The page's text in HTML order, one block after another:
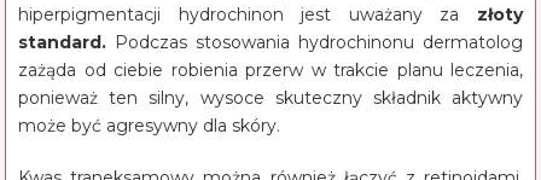
hiperpigmentacji hydrochinon jest uważany za złoty
standard. Podczas stosowania hydrochinonu dermatolog
zażąda od ciebie robienia przerw w trakcie planu leczenia,
ponieważ ten silny, wysoce skuteczny składnik aktywny
może być agresywny dla skóry.